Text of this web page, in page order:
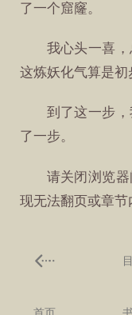
了一个窟窿。
我心头一喜
这炼妖化气算是初
到了这一步
了一步。
请关闭浏览
现无法翻页或章节